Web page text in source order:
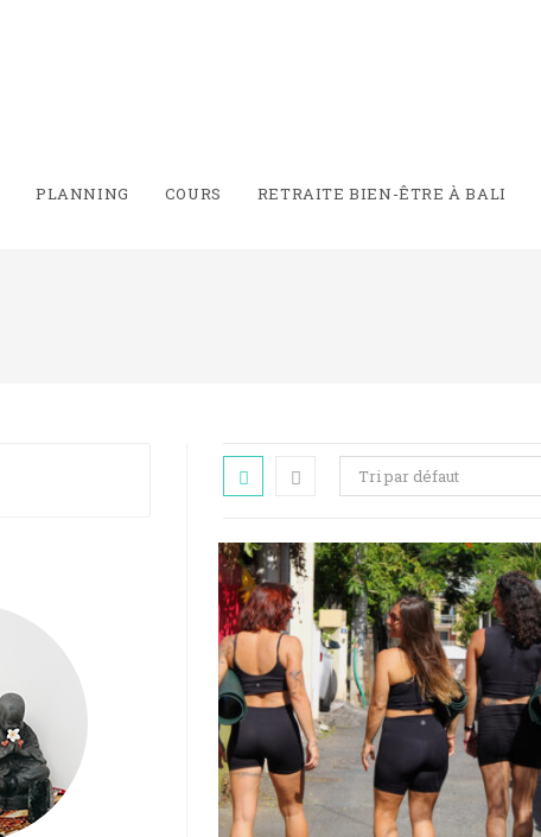
PLANNING COURS RETRAITE BIEN-ÊTRE À BALI
Tri par défaut